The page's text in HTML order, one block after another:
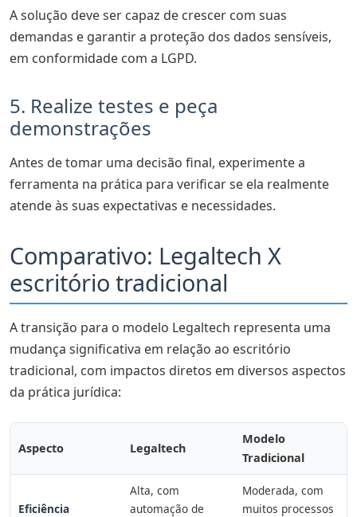
A solução deve ser capaz de crescer com suas
demandas e garantir a proteção dos dados sensíveis,
em conformidade com a LGPD.
5. Realize testes e peça
demonstrações
Antes de tomar uma decisão final, experimente a
ferramenta na prática para verificar se ela realmente
atende às suas expectativas e necessidades.
Comparativo: Legaltech X
escritório tradicional
A transição para o modelo Legaltech representa uma
mudança significativa em relação ao escritório
tradicional, com impactos diretos em diversos aspectos
da prática jurídica:
Aspecto Legaltech
Modelo
Tradicional
Eficiência
Alta, com
automação de
Moderada, com
muitos processos